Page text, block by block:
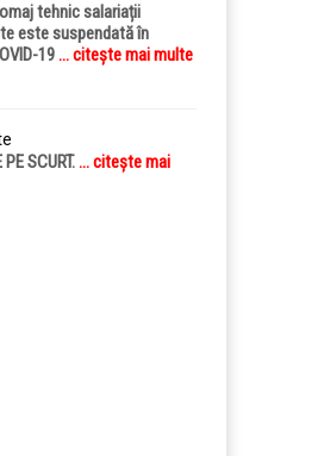
tehnic salariații
este suspendată în
19... citește mai multe
PE SCURT.... citește mai